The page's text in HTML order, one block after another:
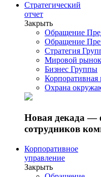
Стратегический
отчет
Закрыть
Обращение
Обращение
Стратегия
Мировой рынок
Бизнес Группы
Корпоративная
Охрана
Новая декада —
сотрудников
Корпоративное
управление
Закрыть